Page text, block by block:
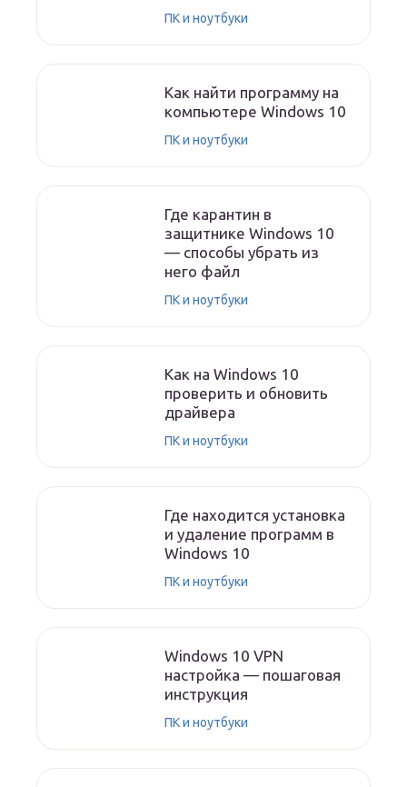
ПК и ноутбуки
Как найти программу на
компьютере Windows 10
ПК и ноутбуки
Где карантин в
защитнике Windows 10
— способы убрать из
него файл
ПК и ноутбуки
Как на Windows 10
проверить и обновить
драйвера
ПК и ноутбуки
Где находится установка
и удаление программ в
Windows 10
ПК и ноутбуки
Windows 10 VPN
настройка — пошаговая
инструкция
ПК и ноутбуки